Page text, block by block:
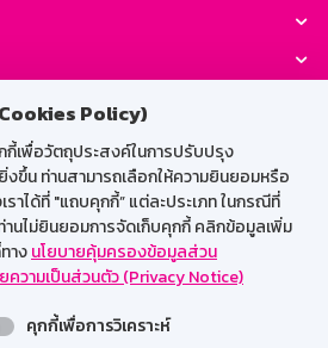
Policy)
กี้เพื่อวัตถุประสงค์ในการปรับปรุง
ขึ้น ท่านสามารถเลือกให้ความยินยอมหรือ
าได้ที่ "แถบคุกกี้” แต่ละประเภท ในกรณีที่
านไม่ยินยอมการจัดเก็บคุกกี้ คลิกข้อมูลเพิ่ม
างนโยบายคุ้มครองข้อมูลส่วน
ความเป็นส่วนตัว (Privacy Notice)
คุกกี้เพื่อการวิเคราะห์
GSB Society:
หรับพนักงาน
Wisdom
M-Search
าสู่ระบบเน็ตเมล